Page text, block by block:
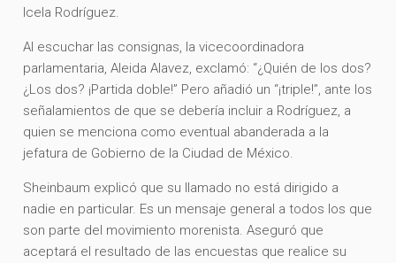
Icela Rodríguez.
Al escuchar las consignas, la vicecoordinadora
parlamentaria, Aleida Alavez, exclamó: “¿Quién de los dos?
¿Los dos? ¡Partida doble!” Pero añadió un “¡triple!”, ante los
señalamientos de que se debería incluir a Rodríguez, a
quien se menciona como eventual abanderada a la
jefatura de Gobierno de la Ciudad de México.
Sheinbaum explicó que su llamado no está dirigido a
nadie en particular. Es un mensaje general a todos los que
son parte del movimiento morenista. Aseguró que
aceptará el resultado de las encuestas que realice su